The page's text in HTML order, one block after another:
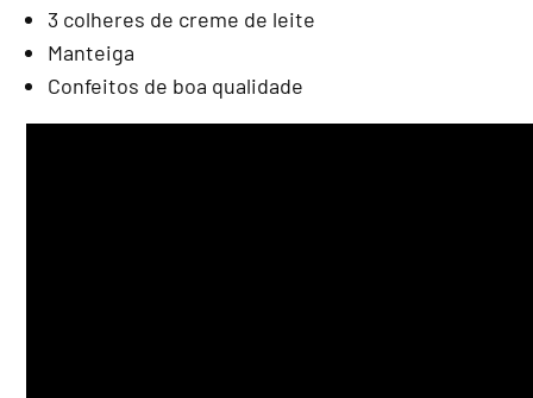
3 colheres de creme de leite
Manteiga
Confeitos de boa qualidade